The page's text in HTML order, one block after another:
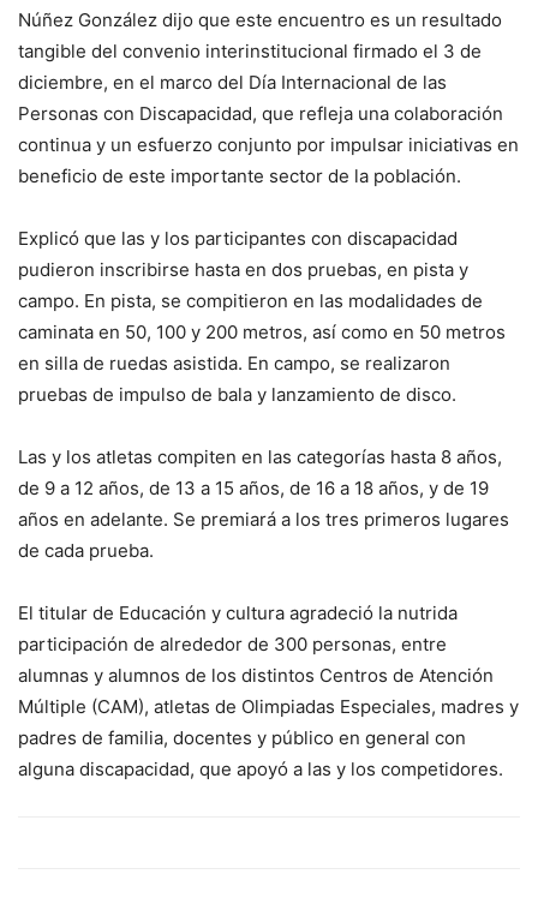
Núñez González dijo que este encuentro es un resultado
tangible del convenio interinstitucional firmado el 3 de
diciembre, en el marco del Día Internacional de las
Personas con Discapacidad, que refleja una colaboración
continua y un esfuerzo conjunto por impulsar iniciativas en
beneficio de este importante sector de la población.
Explicó que las y los participantes con discapacidad
pudieron inscribirse hasta en dos pruebas, en pista y
campo. En pista, se compitieron en las modalidades de
caminata en 50, 100 y 200 metros, así como en 50 metros
en silla de ruedas asistida. En campo, se realizaron
pruebas de impulso de bala y lanzamiento de disco.
Las y los atletas compiten en las categorías hasta 8 años,
de 9 a 12 años, de 13 a 15 años, de 16 a 18 años, y de 19
años en adelante. Se premiará a los tres primeros lugares
de cada prueba.
El titular de Educación y cultura agradeció la nutrida
participación de alrededor de 300 personas, entre
alumnas y alumnos de los distintos Centros de Atención
Múltiple (CAM), atletas de Olimpiadas Especiales, madres y
padres de familia, docentes y público en general con
alguna discapacidad, que apoyó a las y los competidores.